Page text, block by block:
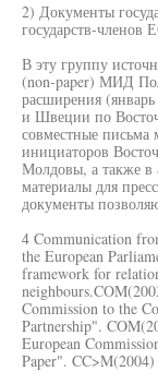
2) Документы
государств-
В эту группу
(non-paper) МИД
расширения
и Швеции по
совместные письма
инициаторов
Молдовы, а также в
материалы для
документы
4 Communication
the European
framework for
Commission to the
Partnership".
European
Paper".